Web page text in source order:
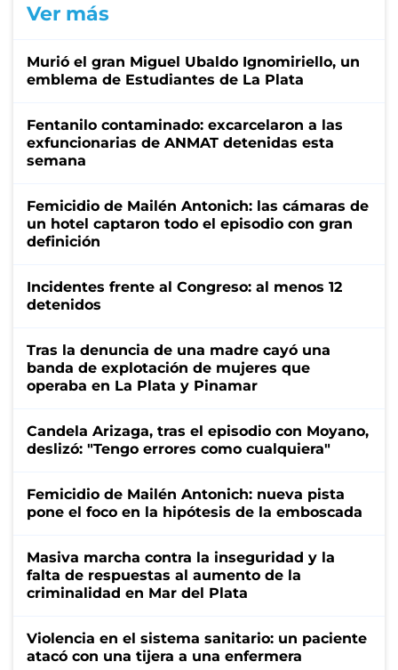
Ver más
Murió el gran Miguel Ubaldo Ignomiriello, un
emblema de Estudiantes de La Plata
Fentanilo contaminado: excarcelaron a las
exfuncionarias de ANMAT detenidas esta
semana
Femicidio de Mailén Antonich: las cámaras de
un hotel captaron todo el episodio con gran
definición
Incidentes frente al Congreso: al menos 12
detenidos
Tras la denuncia de una madre cayó una
banda de explotación de mujeres que
operaba en La Plata y Pinamar
Candela Arizaga, tras el episodio con Moyano,
deslizó: "Tengo errores como cualquiera"
Femicidio de Mailén Antonich: nueva pista
pone el foco en la hipótesis de la emboscada
Masiva marcha contra la inseguridad y la
falta de respuestas al aumento de la
criminalidad en Mar del Plata
Violencia en el sistema sanitario: un paciente
atacó con una tijera a una enfermera